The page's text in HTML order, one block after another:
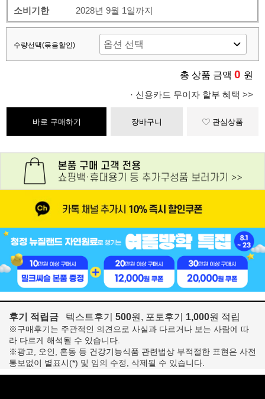
소비기한
2028년 9월 1일까지
수량선택(묶음할인)
총 상품 금액 0 원
· 신용카드 무이자 할부 혜택 >>
바로 구매하기 장바구니 관심상품
후기 적립금 텍스트후기 500원, 포토후기 1,000원 적립
※구매후기는 주관적인 의견으로 사실과 다르거나 보는 사람에 따
라 다르게 해석될 수 있습니다.
※광고, 오인, 혼동 등 건강기능식품 관련법상 부적절한 표현은 사전
통보없이 별표시(*) 및 임의 수정, 삭제될 수 있습니다.